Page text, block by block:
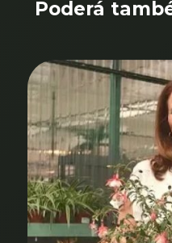
Poderá